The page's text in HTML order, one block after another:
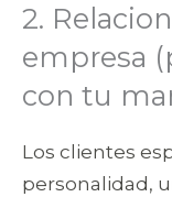
2.
empresa
con tu
Los clientes
personalidad,